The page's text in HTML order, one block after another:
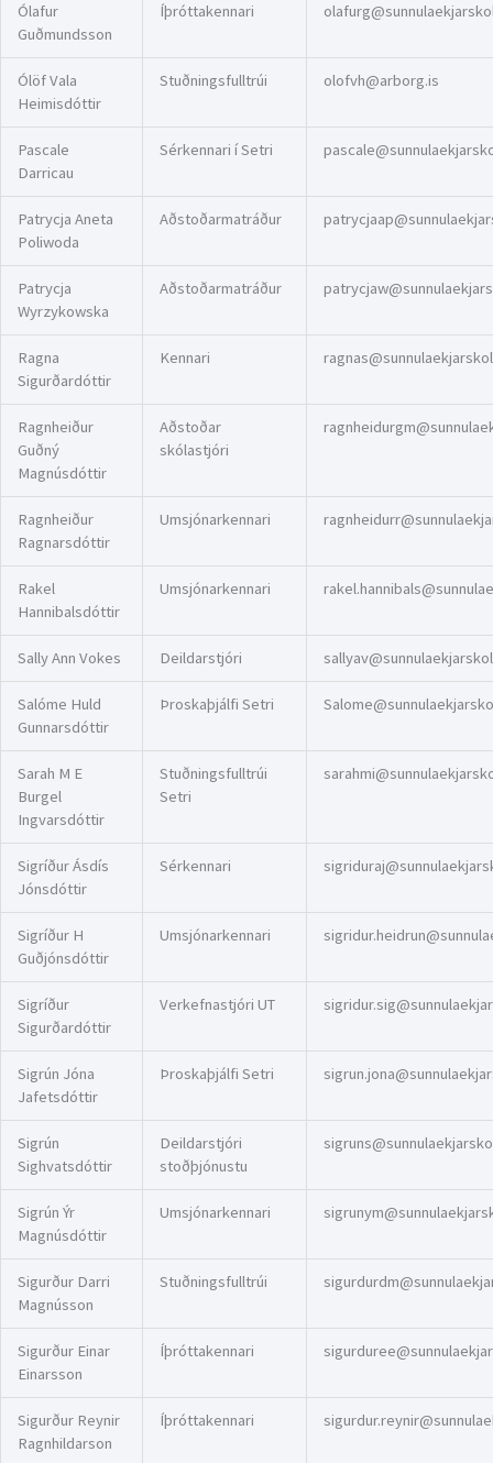
Ólafur
Guðmundsson
Íþróttakennari
Ólöf Vala
Heimisdóttir
Stuðningsfulltrúi olofvh@arborg.is
Pascale
Darricau
Sérkennari í Setri
Patrycja Aneta
Poliwoda
Aðstoðarmatráður
Patrycja
Wyrzykowska
Aðstoðarmatráður
Ragna
Sigurðardóttir
Kennari
Ragnheiður
Guðný
Magnúsdóttir
Aðstoðar
skólastjóri
Ragnheiður
Ragnarsdóttir
Umsjónarkennari
Rakel
Hannibalsdóttir
Umsjónarkennari
Sally Ann Vokes Deildarstjóri
Salóme Huld
Gunnarsdóttir
Þroskaþjálfi Setri
Sarah M E
Burgel
Ingvarsdóttir
Stuðningsfulltrúi
Setri
Sigríður Ásdís
Jónsdóttir
Sérkennari
Sigríður H
Guðjónsdóttir
Umsjónarkennari
Sigríður
Sigurðardóttir
Verkefnastjóri UT
Sigrún Jóna
Jafetsdóttir
Þroskaþjálfi Setri
Sigrún
Sighvatsdóttir
Deildarstjóri
stoðþjónustu
Sigrún Ýr
Magnúsdóttir
Umsjónarkennari
Sigurður Darri
Magnússon
Stuðningsfulltrúi
Sigurður Einar
Einarsson
Íþróttakennari
Sigurður Reynir
Ragnhildarson
Íþróttakennari